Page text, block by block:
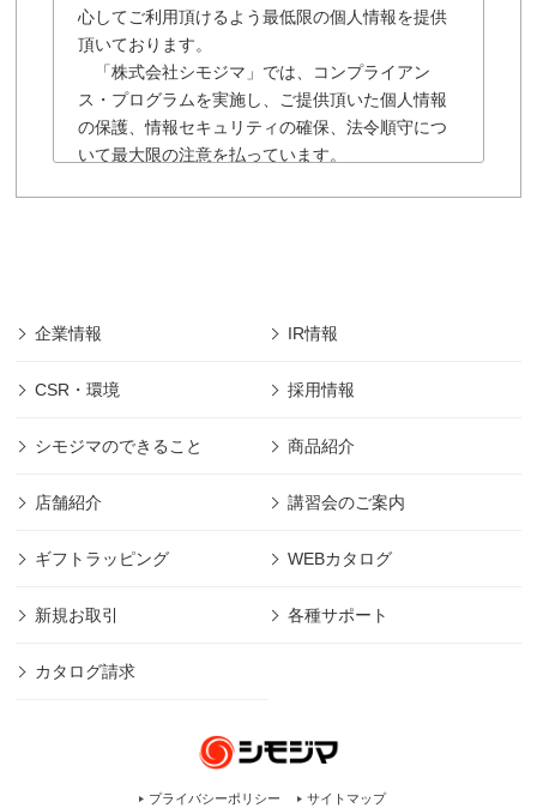
心してご利用頂けるよう最低限の個人情報を提供
頂いております。
「株式会社シモジマ」では、コンプライアン
ス・プログラムを実施し、ご提供頂いた個人情報
の保護、情報セキュリティの確保、法令順守につ
いて最大限の注意を払っています。
報の保護に細心の注意を払うものとします。
供されるサービスのみであります。
■本規約に明記された場合を除き、目的以外の利用
■本規約に明記された場合を除き、第三者への開示
■その他本規約に規定された方法での適切な管理を
■「株式会社シモジマ」は利用者の許可なくして、
「株式会社シモジマ」が、個人情報取得内容の変
には、利用者がその内容を知ることができるよ
う、「株式会社シモジマ」ホームページのお知ら
せに公開し、この規約に反映することにより通知
企業情報 IR情報
CSR・環境 採用情報
シモジマのできること 商品紹介
店舗紹介 講習会のご案内
ギフトラッピング WEBカタログ
新規お取引 各種サポート
カタログ請求
プライバシーポリシー サイトマップ